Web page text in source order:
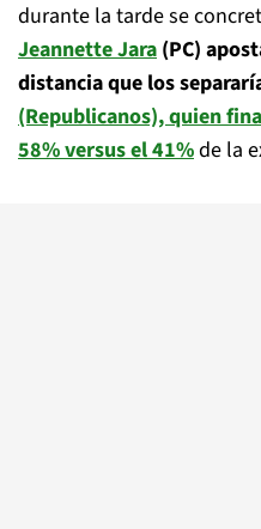
durante la tarde se
Jeannette Jara (PC)
distancia que los
(Republicanos), quien
58% versus el 41%de la